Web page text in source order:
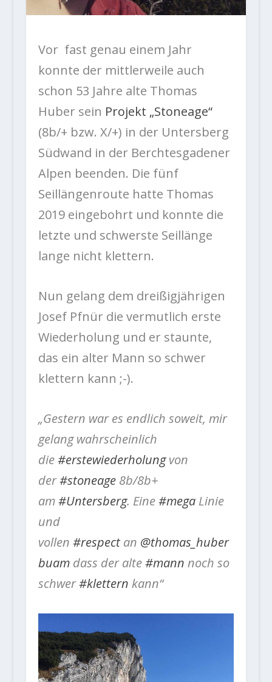
Vor fast genau einem Jahr
konnte der mittlerweile auch
schon 53 Jahre alte Thomas
Huber sein Projekt „Stoneage“
(8b/+ bzw. X/+) in der Untersberg
Südwand in der Berchtesgadener
Alpen beenden. Die fünf
Seillängenroute hatte Thomas
2019 eingebohrt und konnte die
letzte und schwerste Seillänge
lange nicht klettern.
Nun gelang dem dreißigjährigen
Josef Pfnür die vermutlich erste
Wiederholung und er staunte,
das ein alter Mann so schwer
klettern kann ;-).
„Gestern war es endlich soweit, mir
gelang wahrscheinlich
die#erstewiederholungvon
der#stoneage8b/8b+
am#Untersberg. Eine#megaLinie
und
vollen #respectan @thomas_huber
buamdass der alte#mann noch so
schwer#klettern kann“